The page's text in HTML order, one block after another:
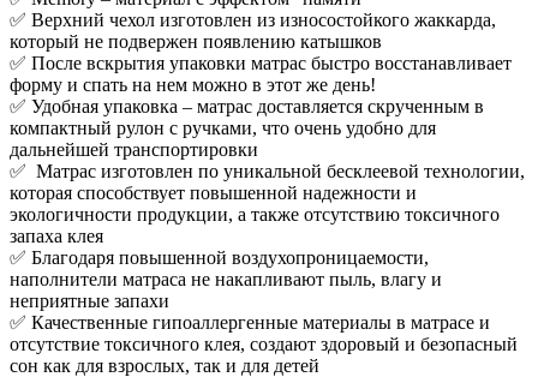
✅ Верхний чехол изготовлен из износостойкого жаккарда,
который не подвержен появлению катышков
✅ После вскрытия упаковки матрас быстро восстанавливает
форму и спать на нем можно в этот же день!
✅ Удобная упаковка – матрас доставляется скрученным в
компактный рулон с ручками, что очень удобно для
дальнейшей транспортировки
✅ Матрас изготовлен по уникальной бесклеевой технологии,
которая способствует повышенной надежности и
экологичности продукции, а также отсутствию токсичного
запаха клея
✅ Благодаря повышенной воздухопроницаемости,
наполнители матраса не накапливают пыль, влагу и
неприятные запахи
✅ Качественные гипоаллергенные материалы в матрасе и
отсутствие токсичного клея, создают здоровый и безопасный
сон как для взрослых, так и для детей